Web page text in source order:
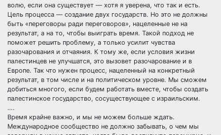
волю, если она существует — хотя я уверена, что так и есть.
Цель процесса — создание двух государств. Но это не должны
быть «переговоры ради переговоров», нацеленные не на
результат, а на то, чтобы выиграть время. Такой подход не
поможет решить проблему, а только усилит чувства
разочарования и отчаяния. К тому же, если условия жизни
палестинцев не улучшатся, это вызовет разочарование и в
Европе. Так что нужен процесс, нацеленный на конкретный
результат, в том числе и на политическом уровне. Мы сможем
добиться многого, если будем работать вместе, чтобы создать
палестинское государство, сосуществующее с израильским.
….
Время крайне важно, и мы не можем больше ждать.
Международное сообщество не должно забывать, о чем мы